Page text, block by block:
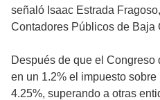
señaló Isaac Estrada
Contadores Públicos de Baja
Después de que el
en un 1.2% el impuesto
4.25%, superando a otras